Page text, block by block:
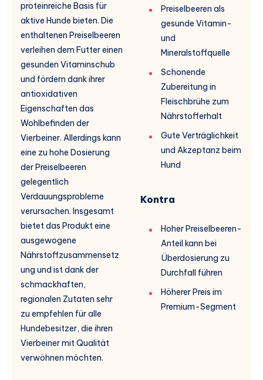
proteinreiche Basis für
aktive Hunde bieten. Die
enthaltenen Preiselbeeren
verleihen dem Futter einen
gesunden Vitaminschub
und fördern dank ihrer
antioxidativen
Eigenschaften das
Wohlbefinden der
Vierbeiner. Allerdings kann
eine zu hohe Dosierung
der Preiselbeeren
gelegentlich
Verdauungsprobleme
verursachen. Insgesamt
bietet das Produkt eine
ausgewogene
Nährstoffzusammensetz
ung und ist dank der
schmackhaften,
regionalen Zutaten sehr
zu empfehlen für alle
Hundebesitzer, die ihren
Vierbeiner mit Qualität
verwöhnen möchten.
Preiselbeeren als
gesunde Vitamin-
und
Mineralstoffquelle
Schonende
Zubereitung in
Fleischbrühe zum
Nährstofferhalt
Gute Verträglichkeit
und Akzeptanz beim
Hund
Kontra
Hoher Preiselbeeren-
Anteil kann bei
Überdosierung zu
Durchfall führen
Höherer Preis im
Premium-Segment